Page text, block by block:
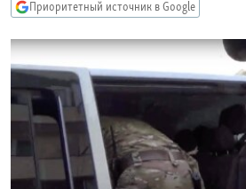
Вернутся
поиску
КАВКАЗ.РЕАЛИИ
СЕВЕР.РЕАЛИИ
СИБИРЬ.РЕАЛИИ
РАСПИСАНИЕ ВЕЩАНИЯ
ПОДПИШИТЕСЬ НА РАССЫЛКУ
Приоритетный источник в Google